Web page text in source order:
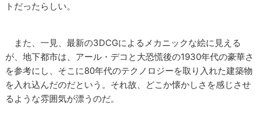
トだったらしい。
また、一見、最新の3DCGによるメカニックな絵に見える
が、地下都市は、アール・デコと大恐慌後の1930年代の豪華さ
を参考にし、そこに80年代のテクノロジーを取り入れた建築物
を入れ込んだのだという。それ故、どこか懐かしさを感じさせ
るような雰囲気が漂うのだ。